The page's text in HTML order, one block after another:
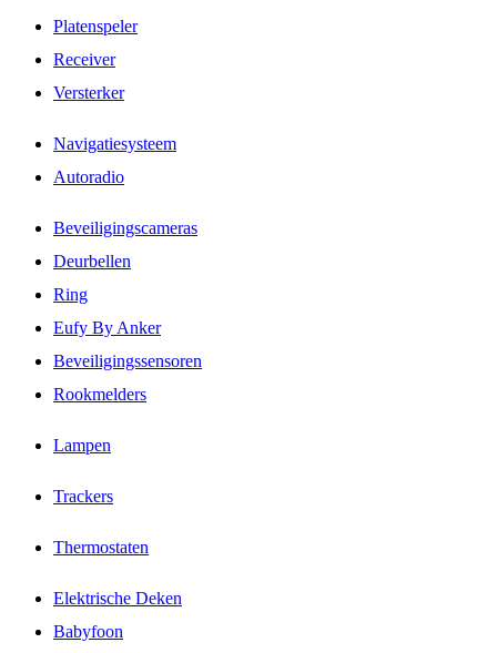
Platenspeler
Receiver
Versterker
Navigatiesysteem
Autoradio
Beveiligingscameras
Deurbellen
Ring
Eufy By Anker
Beveiligingssensoren
Rookmelders
Lampen
Trackers
Thermostaten
Elektrische Deken
Babyfoon